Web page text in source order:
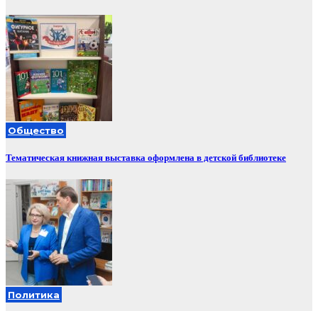
Общество
Тематическая книжная выставка оформлена в детской библиотеке
Политика